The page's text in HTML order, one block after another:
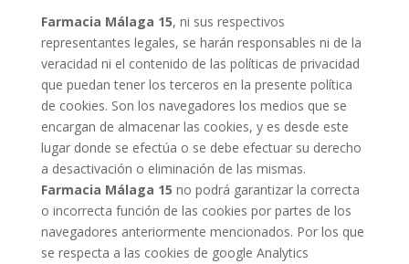
Farmacia Málaga 15, ni sus respectivos
representantes legales, se harán responsables ni de la
veracidad ni el contenido de las políticas de privacidad
que puedan tener los terceros en la presente política
de cookies. Son los navegadores los medios que se
encargan de almacenar las cookies, y es desde este
lugar donde se efectúa o se debe efectuar su derecho
a desactivación o eliminación de las mismas.
Farmacia Málaga 15 no podrá garantizar la correcta
o incorrecta función de las cookies por partes de los
navegadores anteriormente mencionados. Por los que
se respecta a las cookies de google Analytics